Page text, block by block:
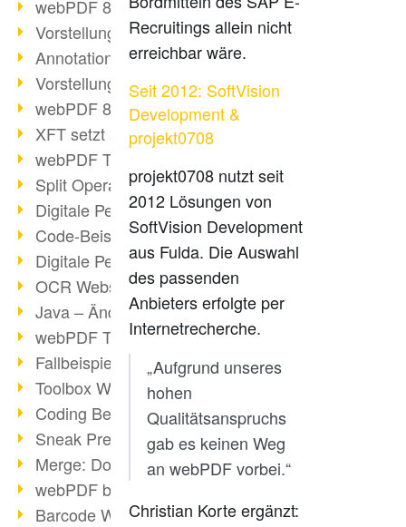
webPDF 8.0 gestartet
Vorstellung weiterer ActionTypes
AnnotationSelection Objekt
Vorstellung weiterer ActionTypes
webPDF 8: Toolbox Neuerungen
XFT setzt auf webPDF
webPDF Toolbox Webservice Image
Split Operation: Dokumente teilen
Digitale Personalakte mit webPDF
Code-Beispiel Attachment Operation
Digitale Personalakte bei REMONDIS
OCR Webservice
Java – Änderungen der Bedingungen
webPDF Toolbox Description
Fallbeispiel: Fusion von Archiven
Toolbox WebService Extraction
Coding Beispiel: Annotationen
Sneak Preview des webPDF Portals
Merge: Dokumente zusammenfügen
webPDF bei Infoniqa
Barcode Webservice
Recruitings allein nicht
erreichbar wäre.
Seit 2012: SoftVision
Development &
projekt0708
projekt0708 nutzt seit
2012 Lösungen von
SoftVision Development
aus Fulda. Die Auswahl
des passenden
Anbieters erfolgte per
Internetrecherche.
„Aufgrund unseres
hohen
Qualitätsanspruchs
gab es keinen Weg
an webPDF vorbei.“
Christian Korte ergänzt: